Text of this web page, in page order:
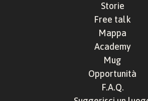
Storie
Free talk
Mappa
Academy
Mug
Opportunità
F.A.Q.